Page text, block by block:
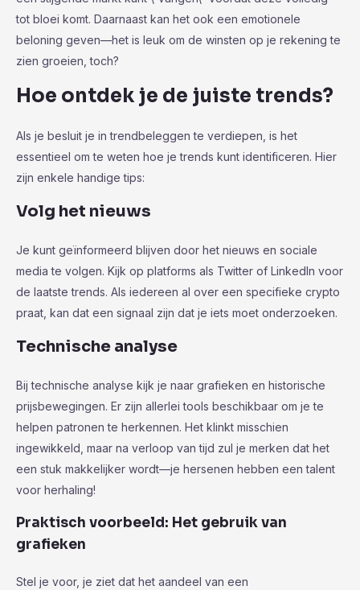
tot bloei komt. Daarnaast kan het ook een emotionele
beloning geven—het is leuk om de winsten op je rekening te
zien groeien, toch?
Hoe ontdek je de juiste trends?
Als je besluit je in trendbeleggen te verdiepen, is het
essentieel om te weten hoe je trends kunt identificeren. Hier
zijn enkele handige tips:
Volg het nieuws
Je kunt geïnformeerd blijven door het nieuws en sociale
media te volgen. Kijk op platforms als Twitter of LinkedIn voor
de laatste trends. Als iedereen al over een specifieke crypto
praat, kan dat een signaal zijn dat je iets moet onderzoeken.
Technische analyse
Bij technische analyse kijk je naar grafieken en historische
prijsbewegingen. Er zijn allerlei tools beschikbaar om je te
helpen patronen te herkennen. Het klinkt misschien
ingewikkeld, maar na verloop van tijd zul je merken dat het
een stuk makkelijker wordt—je hersenen hebben een talent
voor herhaling!
Praktisch voorbeeld: Het gebruik van
grafieken
Stel je voor, je ziet dat het aandeel van een